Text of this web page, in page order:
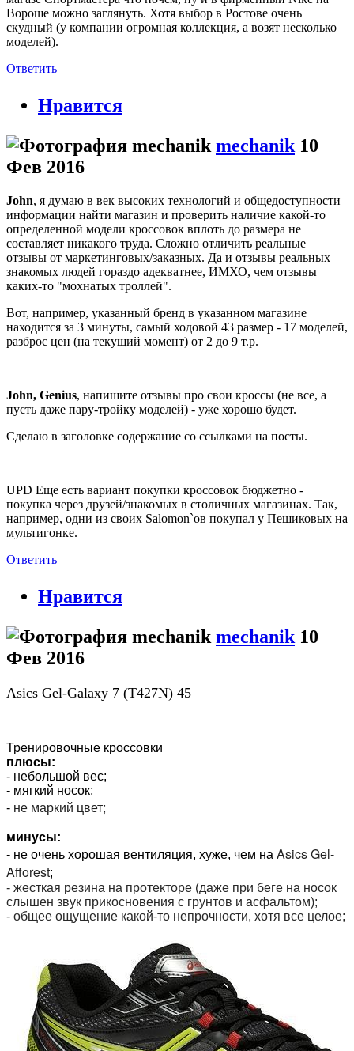
Вороше можно заглянуть. Хотя выбор в Ростове очень
скудный (у компании огромная коллекция, а возят несколько
моделей).
Ответить
Нравится
mechanik 10
Фев 2016
John, я думаю в век высоких технологий и общедоступности
информации найти магазин и проверить наличие какой-то
определенной модели кроссовок вплоть до размера не
составляет никакого труда. Сложно отличить реальные
отзывы от маркетинговых/заказных. Да и отзывы реальных
знакомых людей гораздо адекватнее, ИМХО, чем отзывы
каких-то "мохнатых троллей".
Вот, например, указанный бренд в указанном магазине
находится за 3 минуты, самый ходовой 43 размер - 17 моделей,
разброс цен (на текущий момент) от 2 до 9 т.р.
John, Genius, напишите отзывы про свои кроссы (не все, а
пусть даже пару-тройку моделей) - уже хорошо будет.
Сделаю в заголовке содержание со ссылками на посты.
UPD Еще есть вариант покупки кроссовок бюджетно -
покупка через друзей/знакомых в столичных магазинах. Так,
например, одни из своих Salomon`ов покупал у Пешиковых на
мультигонке.
Ответить
Нравится
mechanik 10
Фев 2016
Asics Gel-Galaxy 7 (T427N) 45
Тренировочные кроссовки
плюсы:
- небольшой вес;
- мягкий носок;
- не маркий цвет;
минусы:
- не очень хорошая вентиляция, хуже, чем на Asics Gel-
Afforest;
- жесткая резина на протекторе (даже при беге на носок
слышен звук прикосновения с грунтов и асфальтом);
- общее ощущение какой-то непрочности, хотя все целое;